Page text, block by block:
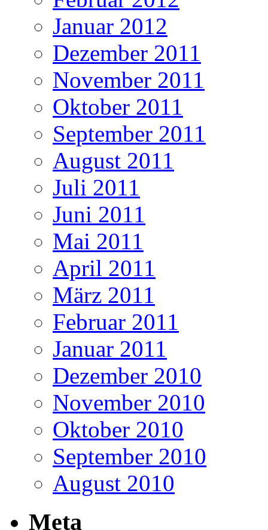
Januar 2012
Dezember 2011
November 2011
Oktober 2011
September 2011
August 2011
Juli 2011
Juni 2011
Mai 2011
April 2011
März 2011
Februar 2011
Januar 2011
Dezember 2010
November 2010
Oktober 2010
September 2010
August 2010
Meta